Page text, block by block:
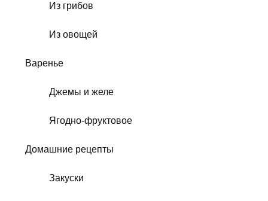
Из грибов
Из овощей
Варенье
Джемы и желе
Ягодно-фруктовое
Домашние рецепты
Закуски